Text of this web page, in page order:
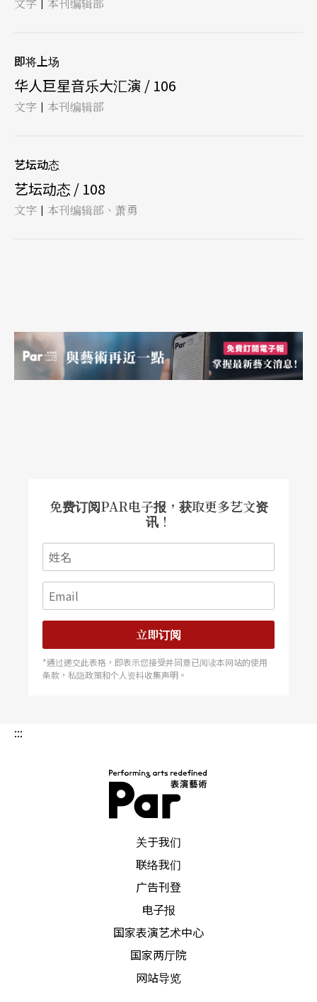
|
即将上场
华人巨星音乐大汇演 / 106
文字 | 本刊编辑部
艺坛动态
艺坛动态 / 108
文字 | 本刊编辑部、萧勇
免费订阅PAR电子报，获取更多艺文资
讯！
立即订阅
*通过递交此表格，即表示您接受并同意已阅读本网站的使用
条款，私隐政策和个人资料收集声明。
:::
关于我们
联络我们
广告刊登
电子报
国家表演艺术中心
国家两厅院
网站导览